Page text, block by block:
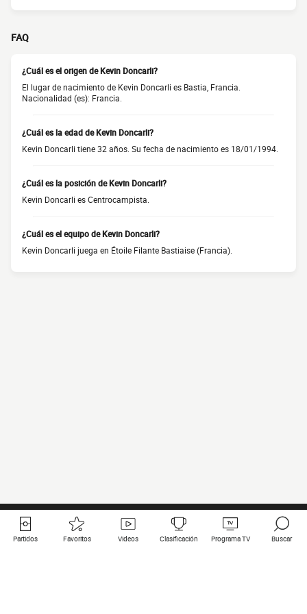
FAQ
¿Cuál es el origen de Kevin Doncarli?
El lugar de nacimiento de Kevin Doncarli es Bastia, Francia.
Nacionalidad (es): Francia.
¿Cuál es la edad de Kevin Doncarli?
Kevin Doncarli tiene 32 años. Su fecha de nacimiento es 18/01/1994.
¿Cuál es la posición de Kevin Doncarli?
Kevin Doncarli es Centrocampista.
¿Cuál es el equipo de Kevin Doncarli?
Kevin Doncarli juega en Étoile Filante Bastiaise (Francia).
Partidos Favoritos Videos Clasificación Programa TV Buscar